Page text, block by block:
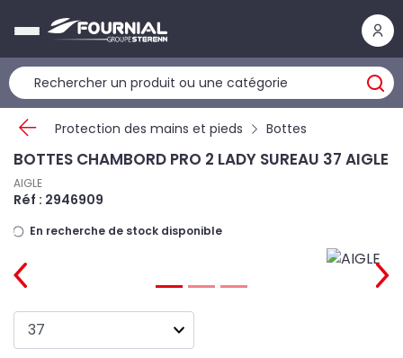
Protection des mains et pieds Bottes
BOTTES CHAMBORD PRO 2 LADY SUREAU 37 AIGLE
AIGLE
Réf : 2946909
En recherche de stock disponible